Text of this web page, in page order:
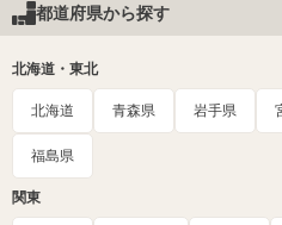
都道府県から探す
北海道・東北
北海道 青森県 岩手県
福島県
関東